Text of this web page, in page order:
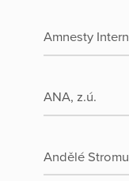
Amnesty
ANA, z.ú.
Andělé